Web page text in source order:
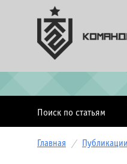
Поиск по статьям
Главная / Публикации